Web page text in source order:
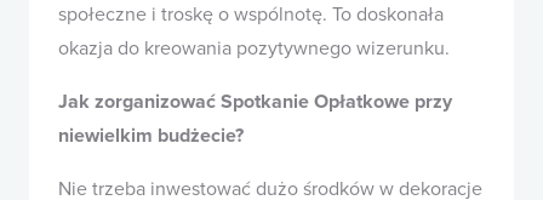
społeczne i troskę o wspólnotę. To doskonała
okazja do kreowania pozytywnego wizerunku.
Jak zorganizować Spotkanie Opłatkowe przy
niewielkim budżecie?
Nie trzeba inwestować dużo środków w dekoracje